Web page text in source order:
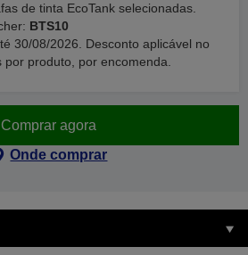
de tinta EcoTank selecionadas.
BTS10
30/08/2026. Desconto aplicável no
produto, por encomenda.
Comprar agora
Onde comprar